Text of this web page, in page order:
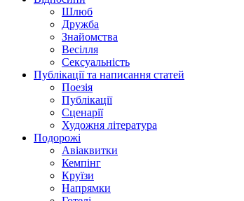
Шлюб
Дружба
Знайомства
Весілля
Сексуальність
Публікації та написання статей
Поезія
Публікації
Сценарії
Художня література
Подорожі
Авіаквитки
Кемпінг
Круїзи
Напрямки